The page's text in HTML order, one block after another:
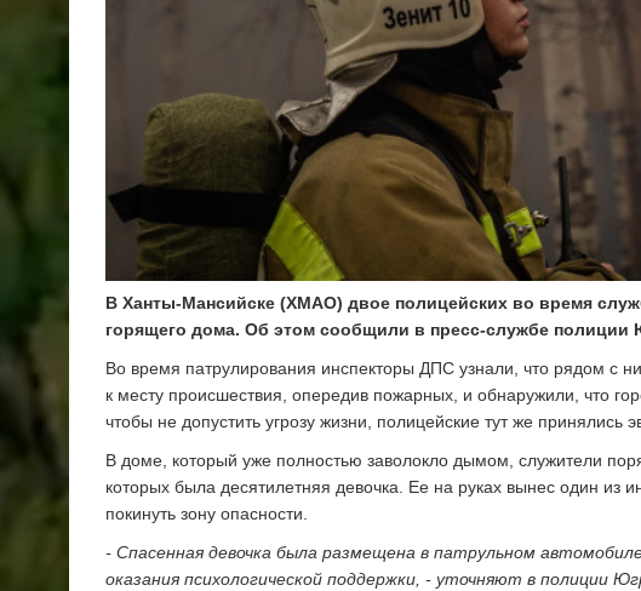
В Ханты-Мансийске (ХМАО) двое полицейских во время
горящего дома. Об этом сообщили в пресс-службе полиции
Во время патрулирования инспекторы ДПС узнали, что рядом с
к месту происшествия, опередив пожарных, и обнаружили, что
чтобы не допустить угрозу жизни, полицейские тут же принялись
В доме, который уже полностью заволокло дымом, служители
которых была десятилетняя девочка. Ее на руках вынес один из
покинуть зону опасности.
- Спасенная девочка была размещена в патрульном
оказания психологической поддержки, - уточняют в полиции